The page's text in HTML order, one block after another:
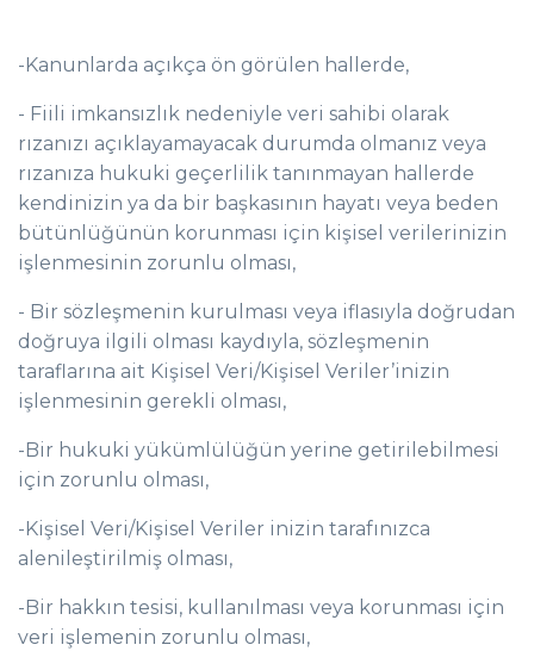
-Kanunlarda açıkça ön görülen hallerde,
- Fiili imkansızlık nedeniyle veri sahibi olarak
rızanızı açıklayamayacak durumda olmanız veya
rızanıza hukuki geçerlilik tanınmayan hallerde
kendinizin ya da bir başkasının hayatı veya beden
bütünlüğünün korunması için kişisel verilerinizin
işlenmesinin zorunlu olması,
- Bir sözleşmenin kurulması veya iflasıyla doğrudan
doğruya ilgili olması kaydıyla, sözleşmenin
taraflarına ait Kişisel Veri/Kişisel Veriler’inizin
işlenmesinin gerekli olması,
-Bir hukuki yükümlülüğün yerine getirilebilmesi
için zorunlu olması,
-Kişisel Veri/Kişisel Veriler inizin tarafınızca
alenileştirilmiş olması,
-Bir hakkın tesisi, kullanılması veya korunması için
veri işlemenin zorunlu olması,